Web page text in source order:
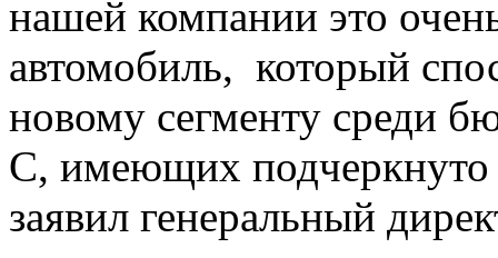
нашей компании это
автомобиль, который
новому сегменту среди
С, имеющих
заявил генеральный